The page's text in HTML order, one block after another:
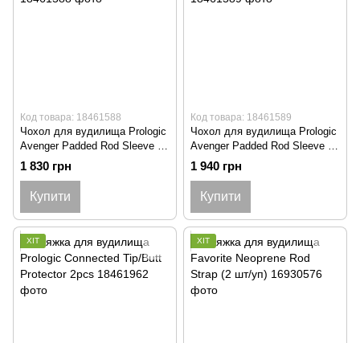
Код товара: 18461588
Чохол для вудилища Prologic
Avenger Padded Rod Sleeve 1
rod 12'
1 830 грн
Купити
Код товара: 18461589
Чохол для вудилища Prologic
Avenger Padded Rod Sleeve 1
rod 13'
1 940 грн
Купити
ХІТ ХІТ